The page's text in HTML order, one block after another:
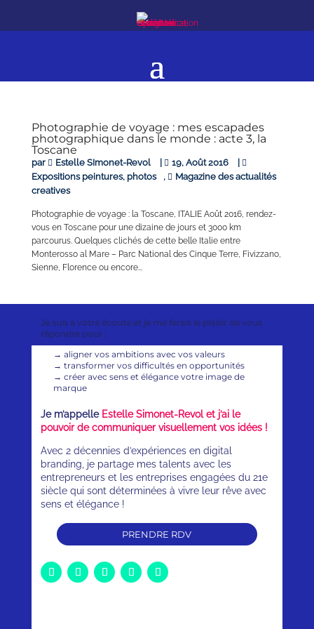
Photographie de voyage : mes escapades
photographique dans le monde : acte 3, la
Toscane
par Estelle SImonet-Revol 19, Août 2016
Expositions peintures, photos
,
Magazine des actualités
creatives
Photographie de voyage : la Toscane, ITALIE Août 2016, rendez-
vous en Toscane pour une dizaine de jours et 3000 km
parcourus. Quelques clichés de cette belle Italie entre
Monterosso al Mare – Parc National des Cinque Terre, Fivizzano,
Sienne, Florence ou encore...
Je suis à votre écoute et je me ferais le plaisir de vous
répondre pour :
→aligner vos ambitions avec vos valeurs
→transformer vos difficultés en opportunités
→créer avec sens et élégance votre image de
marque
Je m’appelle Estelle Simonet-Revol et j’ai le
pouvoir de communiquer visuellement vos idées !
Avec 2 décennies d’expériences en digital
branding, je partage mes talents avec les
entrepreneurs et les entreprises engagées du 21e
siècle qui sont déterminées à vivre leur rêve avec
sens et élégance !
PRENDRE RDV